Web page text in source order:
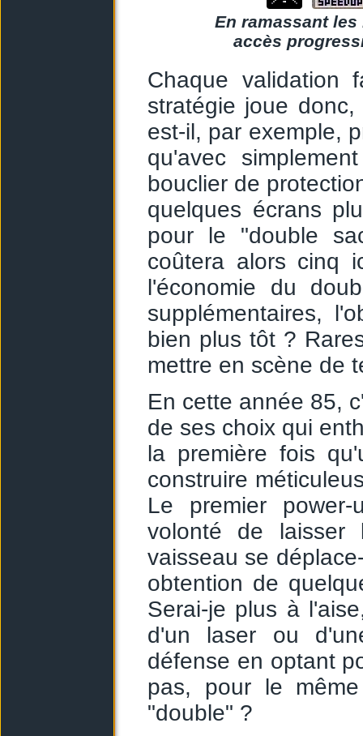
En ramassant
accès
Chaque validation
stratégie joue
est-il, par exemple,
qu'avec
bouclier de
quelques écrans
pour le "double
coûtera alors cinq
l'économie du
supplémentaires,
bien plus tôt ?
mettre en scène de
En cette année 85,
de ses choix qui
la première fois
construire
Le premier
volonté de
vaisseau se
obtention de
Serai-je plus à
d'un laser ou
défense en optant
pas, pour le
"double" ?